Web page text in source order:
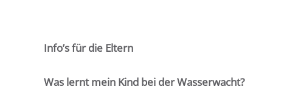
Info’s für die Eltern
Was lernt mein Kind bei der Wasserwacht?